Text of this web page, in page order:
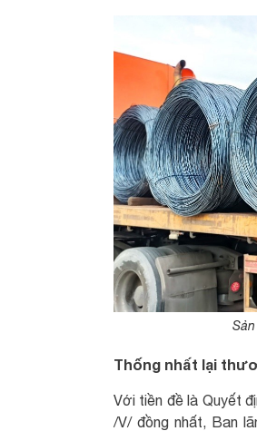
Thống nhất lại
Với tiền đề là Quyết
/V/ đồng nhất, Ban